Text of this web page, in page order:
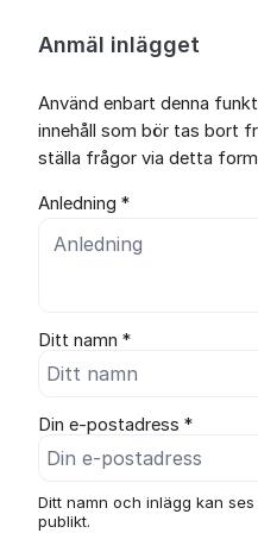
Anmäl inlägget
Använd enbart denna
innehåll som bör tas bort
ställa frågor via detta
Anledning *
Ditt namn *
Din e-postadress *
Ditt namn och inlägg kan
publikt.